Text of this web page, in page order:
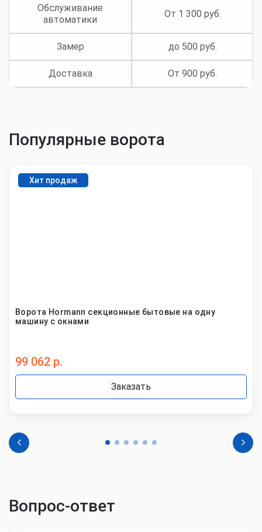
Обслуживание
автоматики
От 1 300 руб.
Замер до 500 руб.
Доставка От 900 руб.
Популярные ворота
Хит продаж
Ворота Hormann секционные бытовые на одну
машину с окнами
99 062 р.
Заказать
Вопрос-ответ